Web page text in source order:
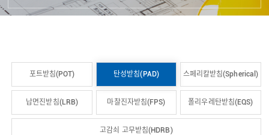
포트받침(POT) 탄성받침(PAD) 스페리칼받침(Spherical)
납면진받침(LRB) 마찰진자받침(FPS) 폴리우레탄받침(EQS)
고감쇠 고무받침(HDRB)